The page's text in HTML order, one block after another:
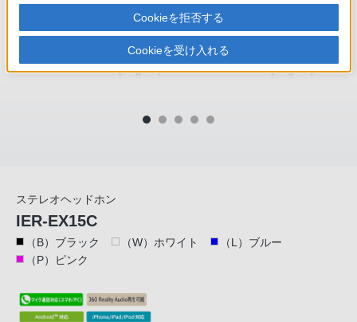
ステレオヘッドホン
IER-EX15C
（B）ブラック （W）ホワイト
（L）ブルー
（P）ピンク
Cookieを拒否する
Cookieを受け入れる